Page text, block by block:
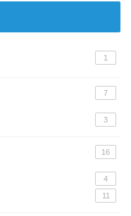
1
7
3
16
4
11